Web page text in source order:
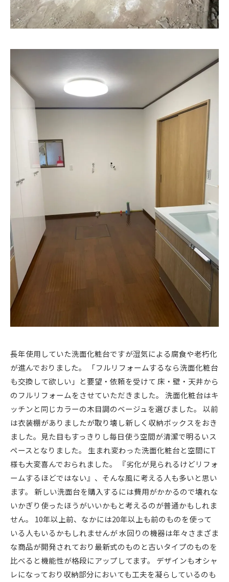
長年使用していた洗面化粧台ですが湿気による腐食や老朽化
が進んでおりました。 「フルリフォームするなら洗面化粧台
も交換して欲しい」と要望・依頼を受けて 床・壁・天井から
のフルリフォームをさせていただきました。 洗面化粧台はキ
ッチンと同じカラーの木目調のベージュを選びました。 以前
は衣装棚がありましたが取り壊し新しく収納ボックスをおき
ました。見た目もすっきりし毎日使う空間が清潔で明るいス
ペースとなりました。 生まれ変わった洗面化粧台と空間にT
様も大変喜んでおられました。 『劣化が見られるけどリフォ
ームするほどではない』、そんな風に考える人も多いと思い
ます。 新しい洗面台を購入するには費用がかかるので壊れな
いかぎり使ったほうがいいかもと考えるのが普通かもしれま
せん。 10年以上前、なかには20年以上も前のものを使って
いる人もいるかもしれませんが 水回りの機器は年々さまざま
な商品が開発されており最新式のものと古いタイプのものを
比べると機能性が格段にアップしてます。 デザインもオシャ
レになっており収納部分においても工夫を凝らしているのも